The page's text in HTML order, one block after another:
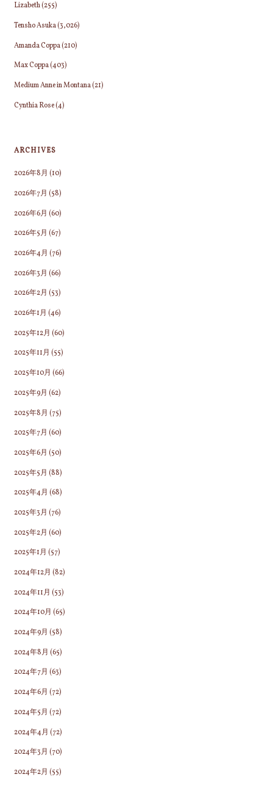
Lizabeth(255)
Tensho Asuka(3,026)
Amanda Coppa(210)
Max Coppa(403)
Medium Anne in Montana(21)
Cynthia Rose(4)
ARCHIVES
2026年8月 (10)
2026年7月 (58)
2026年6月 (60)
2026年5月 (67)
2026年4月 (76)
2026年3月 (66)
2026年2月 (53)
2026年1月 (46)
2025年12月 (60)
2025年11月 (55)
2025年10月 (66)
2025年9月 (62)
2025年8月 (75)
2025年7月 (60)
2025年6月 (50)
2025年5月 (88)
2025年4月 (68)
2025年3月 (76)
2025年2月 (60)
2025年1月 (57)
2024年12月 (82)
2024年11月 (53)
2024年10月 (65)
2024年9月 (58)
2024年8月 (65)
2024年7月 (63)
2024年6月 (72)
2024年5月 (72)
2024年4月 (72)
2024年3月 (70)
2024年2月 (55)